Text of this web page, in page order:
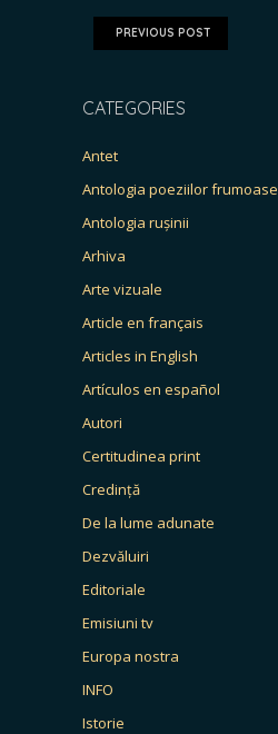
PREVIOUS POST
CATEGORIES
Antet
Antologia poeziilor frumoase
Antologia rușinii
Arhiva
Arte vizuale
Article en français
Articles in English
Artículos en español
Autori
Certitudinea print
Credință
De la lume adunate
Dezvăluiri
Editoriale
Emisiuni tv
Europa nostra
INFO
Istorie